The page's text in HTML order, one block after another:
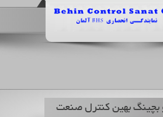
بچینگ بهین کنترل صنعت